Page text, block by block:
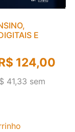
E
124,00
41,33 sem